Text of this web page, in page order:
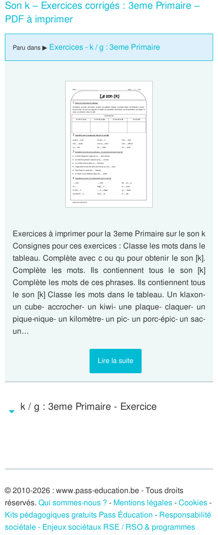
Son k – Exercices corrigés : 3eme Primaire –
PDF à imprimer
Paru dans ▶ Exercices - k / g : 3eme Primaire
Exercices à imprimer pour la 3eme Primaire sur le son k
Consignes pour ces exercices : Classe les mots dans le
tableau. Complète avec c ou qu pour obtenir le son [k].
Complète les mots. Ils contiennent tous le son [k]
Complète les mots de ces phrases. Ils contiennent tous
le son [k] Classe les mots dans le tableau. Un klaxon-
un cube- accrocher- un kiwi- une plaque- claquer- un
pique-nique- un kilomètre- un pic- un porc-épic- un sac-
un…
Lire la suite
k / g : 3eme Primaire - Exercice
© 2010-2026 : www.pass-education.be - Tous droits
réservés. Qui sommes-nous ? - Mentions légales-Cookies-
Kits pédagogiques gratuits Pass Éducation - Responsabilité
sociétale - Enjeux sociétaux RSE / RSO & programmes